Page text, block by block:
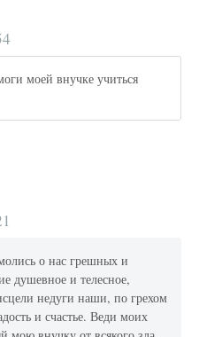
моей внучке учиться
о нас грешных и
душевное и телесное,
недуги наши, по грехом
и счастье. Веди моих